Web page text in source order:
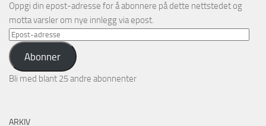
Oppgi din epost-adresse for å abonnere på dette nettstedet og
motta varsler om nye innlegg via epost.
Epost-
adresse
Abonner
Bli med blant 25 andre abonnenter
ARKIV